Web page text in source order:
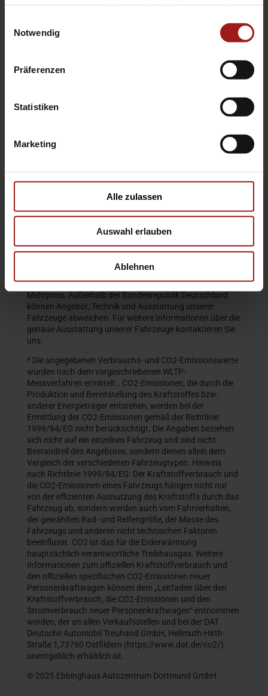
Notwendig
Präferenzen
Statistiken
Marketing
Alle zulassen
Auswahl erlauben
Ablehnen
Ebbinghaus in Unna
Garantie
Die Produktbeschreibungen und Abbildungen enthalten
teilweise auch Sonderausstattungen, die nicht zum
entspricht dem Stand bei Veröffentlichung. Wir behalten
Die abgebildeten Farben geben den wirklichen Farbton nur
annähernd wieder. Gezeigte Sonderausstattungen gegen
Mehrpreis. Außerhalb der Bundesrepublik Deutschland
können Angebot, Technik und Ausstattung unserer
Fahrzeuge abweichen. Für weitere Informationen über die
genaue Ausstattung unserer Fahrzeuge kontaktieren Sie
uns.
* Die angegebenen Verbrauchs- und CO2-Emissionswerte
wurden nach dem vorgeschriebenen WLTP-
Messverfahren ermittelt.. CO2-Emissionen, die durch die
Produktion und Bereitstellung des Kraftstoffes bzw.
anderer Energieträger entstehen, werden bei der
Ermittlung der CO2-Emissionen gemäß der Richtlinie
1999/94/EG nicht berücksichtigt. Die Angaben beziehen
sich nicht auf ein einzelnes Fahrzeug und sind nicht
Bestandteil des Angebotes, sondern dienen allein dem
Vergleich der verschiedenen Fahrzeugtypen. Hinweis
nach Richtlinie 1999/94/EG: Der Kraftstoffverbrauch und
die CO2-Emissionen eines Fahrzeugs hängen nicht nur
von der effizienten Ausnutzung des Kraftstoffs durch das
Fahrzeug ab, sondern werden auch vom Fahrverhalten,
der gewählten Rad- und Reifengröße, der Masse des
Fahrzeugs und anderen nicht technischen Faktoren
beeinflusst. CO2 ist das für die Erderwärmung
hauptsächlich verantwortliche Treibhausgas. Weitere
Informationen zum offiziellen Kraftstoffverbrauch und
den offiziellen spezifischen CO2-Emissionen neuer
Personenkraftwagen können dem „Leitfaden über den
Kraftstoffverbrauch, die CO2-Emissionen und den
Stromverbrauch neuer Personenkraftwagen“ entnommen
werden, der an allen Verkaufsstellen und bei der DAT
Deutsche Automobil Treuhand GmbH, Hellmuth-Hirth-
Straße 1,73760 Ostfildern (https://www.dat.de/co2/)
unentgeltlich erhältlich ist.
© 2025 Ebbinghaus Autozentrum Dortmund GmbH